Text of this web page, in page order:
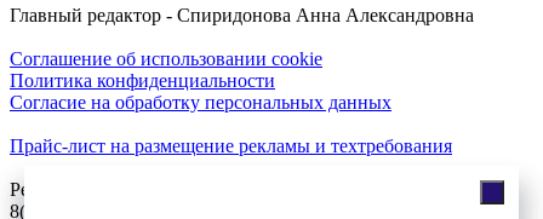
Главный редактор - Спиридонова Анна Александровна
Соглашение об использовании cookie
Политика конфиденциальности
Согласие на обработку персональных данных
Прайс-лист на размещение рекламы и техтребования
Реклама на сайте
8(921)508-52-62, телефон 8(8112) 500-131